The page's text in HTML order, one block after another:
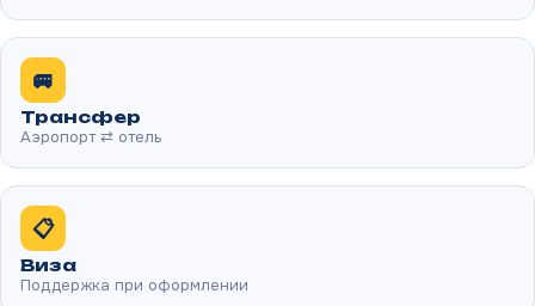
🚐
Трансфер
Аэропорт ⇄ отель
📋
Виза
Поддержка при оформлении